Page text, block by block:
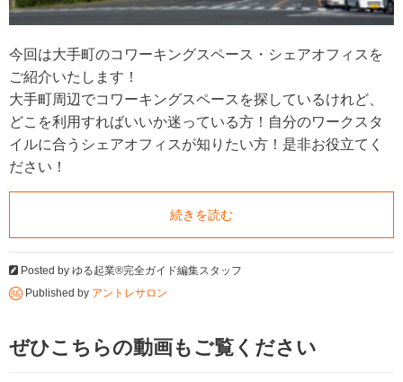
今回は大手町のコワーキングスペース・シェアオフィスを
ご紹介いたします！
大手町周辺でコワーキングスペースを探しているけれど、
どこを利用すればいいか迷っている方！自分のワークスタ
イルに合うシェアオフィスが知りたい方！是非お役立てく
ださい！
続きを読む
Posted by ゆる起業®完全ガイド編集スタッフ
Published by アントレサロン
ぜひこちらの動画もご覧ください